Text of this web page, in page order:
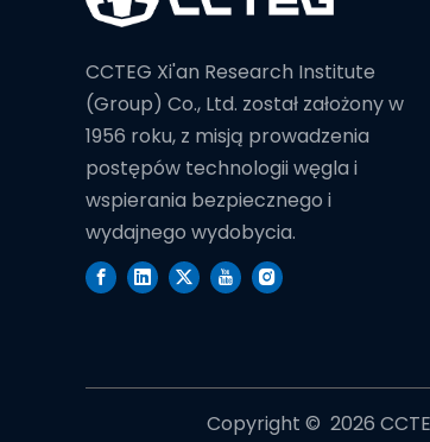
CCTEG Xi'an Research Institute
(Group) Co., Ltd. został założony w
1956 roku, z misją prowadzenia
postępów technologii węgla i
wspierania bezpiecznego i
wydajnego wydobycia.
Copyright © ️ 2026